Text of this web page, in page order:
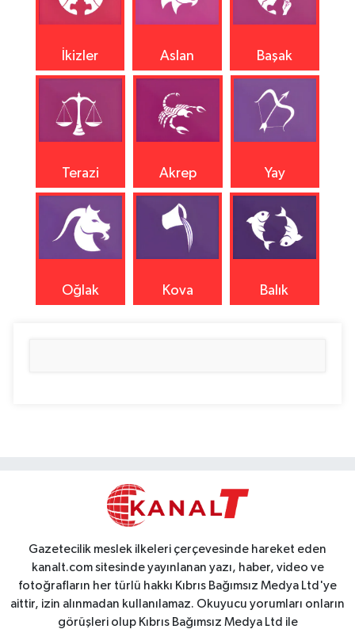
İkizler Aslan Başak
Terazi Akrep Yay
Oğlak Kova Balık
Gazetecilik meslek ilkeleri çerçevesinde hareket eden
kanalt.com sitesinde yayınlanan yazı, haber, video ve
fotoğrafların her türlü hakkı Kıbrıs Bağımsız Medya Ltd'ye
aittir, izin alınmadan kullanılamaz. Okuyucu yorumları onların
görüşleri olup Kıbrıs Bağımsız Medya Ltd ile